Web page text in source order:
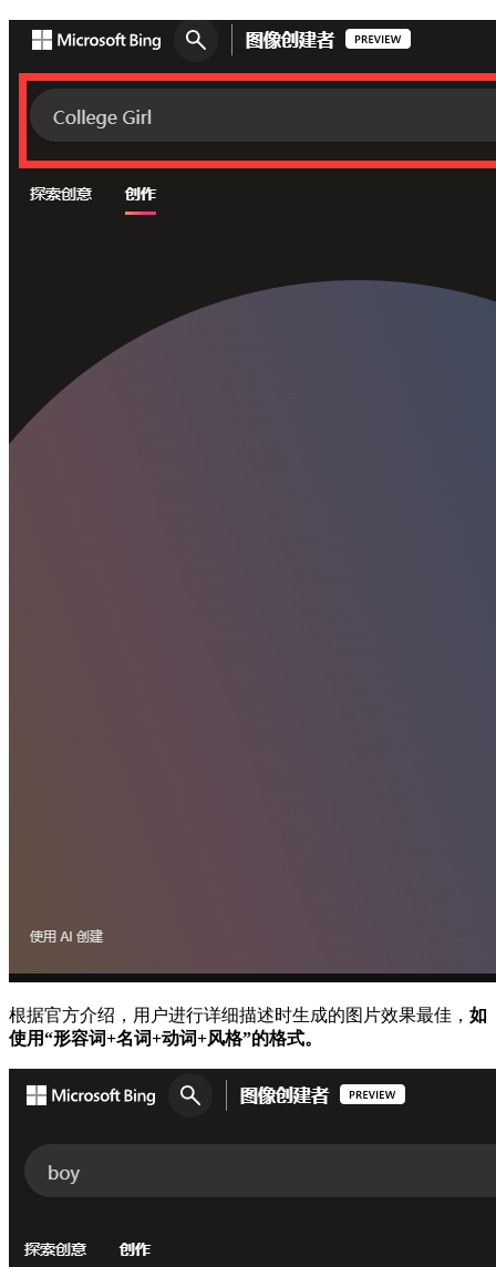
根据官方介绍，用户进行详细描述时生成的图片效果最佳， 如
使用“形容词+名词+动词+风格”的格式。